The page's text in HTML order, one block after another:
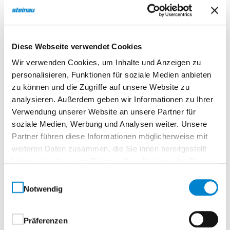
Diese Webseite verwendet Cookies
Wir verwenden Cookies, um Inhalte und Anzeigen zu
personalisieren, Funktionen für soziale Medien anbieten
zu können und die Zugriffe auf unsere Website zu
analysieren. Außerdem geben wir Informationen zu Ihrer
Verwendung unserer Website an unsere Partner für
soziale Medien, Werbung und Analysen weiter. Unsere
Partner führen diese Informationen möglicherweise mit
weiteren Daten zusammen, die Sie ihnen bereitgestellt
Notwendig
Präferenzen
Bei den Überflur-Versorgungsstationen wird das